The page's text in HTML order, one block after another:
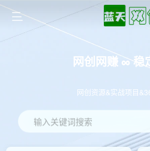
网创网赚 ∞ 稳
网创资源&实战项目
输入关键词搜索